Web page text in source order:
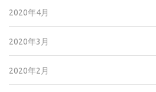
2020年4月
2020年3月
2020年2月